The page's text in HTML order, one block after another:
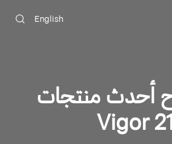
English
أحدث منتجات